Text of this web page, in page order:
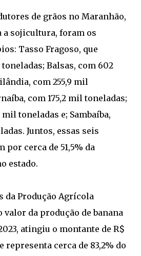
de grãos no Maranhão,
a sojicultura, foram os
Tasso Fragoso, que
Balsas, com 602
com 255,9 mil
com 175,2 mil toneladas;
mil toneladas e; Sambaíba,
Juntos, essas seis
por cerca de 51,5% da
estado.
da Produção Agrícola
valor da produção de banana
atingiu o montante de R$
representa cerca de 83,2% do